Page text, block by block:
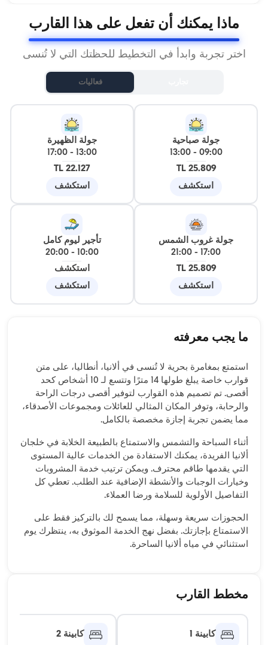
ماذا يمكنك أن تفعل على هذا القارب
اختر تجربة وابدأ في التخطيط للحظتك التي لا تُنسى
فعاليات
جولة صباحية
09:00
-
13:00
25.809 TL
استكشف
جولة الظهيرة
13:00
-
17:00
22.127 TL
استكشف
جولة غروب الشمس
17:00
-
21:00
25.809 TL
استكشف
تأجير ليوم كامل
10:00
-
20:00
استكشف
استكشف
ما يجب معرفته
استمتع بمغامرة بحرية لا تُنسى في ألانيا، أنطاليا، على متن
قوارب خاصة يبلغ طولها 14 مترًا وتتسع لـ 10 أشخاص كحد
أقصى. تم تصميم هذه القوارب لتوفير أقصى درجات الراحة
والرحابة، وتوفر المكان المثالي للعائلات ومجموعات الأصدقاء،
مما يضمن تجربة إجازة مخصصة بالكامل.
أثناء السباحة والتشمس والاستمتاع بالطبيعة الخلابة في خلجان
ألانيا الفريدة، يمكنك الاستفادة من الخدمات عالية المستوى
التي يقدمها طاقم محترف. ويمكن ترتيب خدمة المشروبات
وخيارات الوجبات والأنشطة الإضافية عند الطلب. تعطي كل
التفاصيل الأولوية للسلامة ورضا العملاء.
الحجوزات سريعة وسهلة، مما يسمح لك بالتركيز فقط على
الاستمتاع بإجازتك. بفضل نهج الخدمة الموثوق به، ينتظرك يوم
استثنائي في مياه ألانيا الساحرة.
مخطط القارب
كابينة 1 كابينة 2